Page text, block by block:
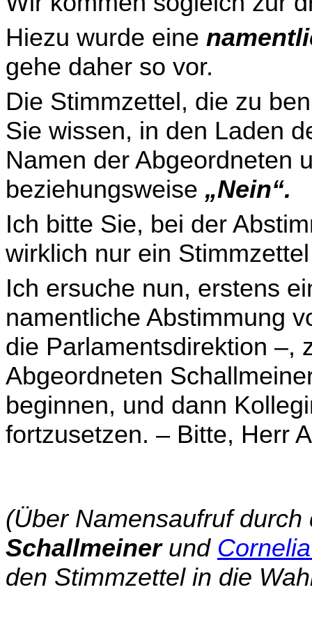
Hiezu wurde eine
gehe daher so vor.
Die Stimmzettel, die zu
Sie wissen, in den Laden
Namen der Abgeordneten
beziehungsweise „Nein“.
Ich bitte Sie, bei der
wirklich nur ein
Ich ersuche nun, erstens
namentliche Abstimmung
die Parlamentsdirektion –,
Abgeordneten
beginnen, und dann
fortzusetzen. – Bitte, Herr
(Über Namensaufruf
Schallmeinerund
den Stimmzettel in die